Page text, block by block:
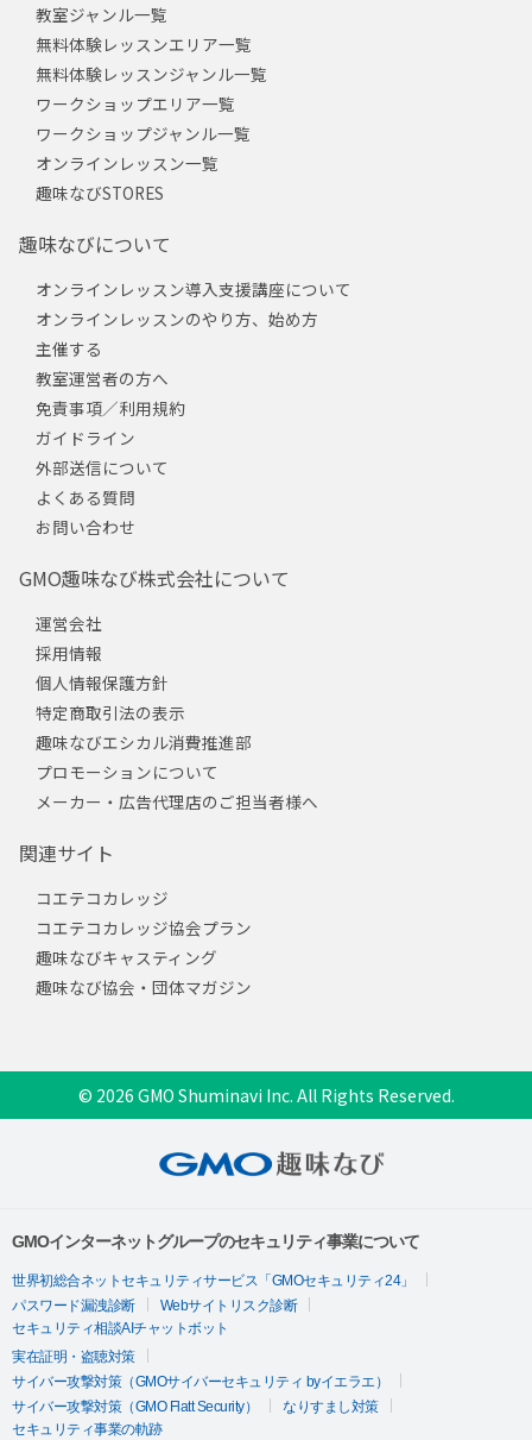
教室ジャンル一覧
無料体験レッスンエリア一覧
無料体験レッスンジャンル一覧
ワークショップエリア一覧
ワークショップジャンル一覧
オンラインレッスン一覧
趣味なびSTORES
趣味なびについて
オンラインレッスン導入支援講座について
オンラインレッスンのやり方、始め方
主催する
教室運営者の方へ
免責事項／利用規約
ガイドライン
外部送信について
よくある質問
お問い合わせ
GMO趣味なび株式会社について
運営会社
採用情報
個人情報保護方針
特定商取引法の表示
趣味なびエシカル消費推進部
プロモーションについて
メーカー・広告代理店のご担当者様へ
関連サイト
コエテコカレッジ
コエテコカレッジ協会プラン
趣味なびキャスティング
趣味なび協会・団体マガジン
© 2026 GMO Shuminavi Inc. All Rights Reserved.